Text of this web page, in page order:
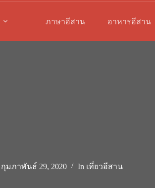
ภาษาอีสาน อาหารอีสาน
กุมภาพันธ์ 29, 2020 In เที่ยวอีสาน